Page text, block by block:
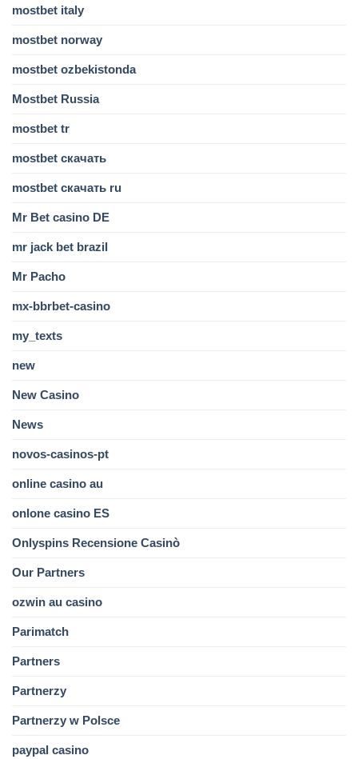
mostbet italy
mostbet norway
mostbet ozbekistonda
Mostbet Russia
mostbet tr
mostbet скачать
mostbet скачать ru
Mr Bet casino DE
mr jack bet brazil
Mr Pacho
mx-bbrbet-casino
my_texts
new
New Casino
News
novos-casinos-pt
online casino au
onlone casino ES
Onlyspins Recensione Casinò
Our Partners
ozwin au casino
Parimatch
Partners
Partnerzy
Partnerzy w Polsce
paypal casino